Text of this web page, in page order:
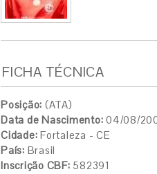
FICHA TÉCNICA
Posição: (ATA)
Data de Nascimento: 04/08/
Cidade: Fortaleza - CE
País: Brasil
Inscrição CBF: 582391